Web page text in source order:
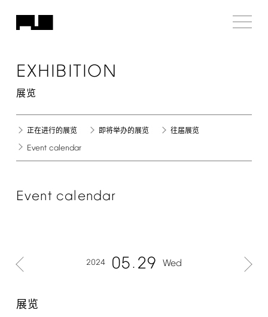
EXHIBITION
展览
正在进行的展览 即将举办的展览 往届展览
Event calendar
Event calendar
2024 05 29 Wed
展览